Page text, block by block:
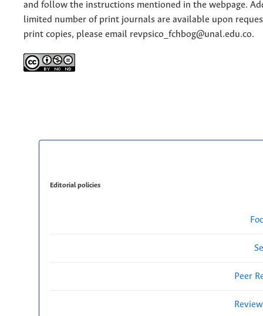
and follow the instructions mentioned in the webpage.
limited number of print journals are available upon
print copies, please email revpsico_fchbog@unal.edu.co.
Editorial policies
Peer